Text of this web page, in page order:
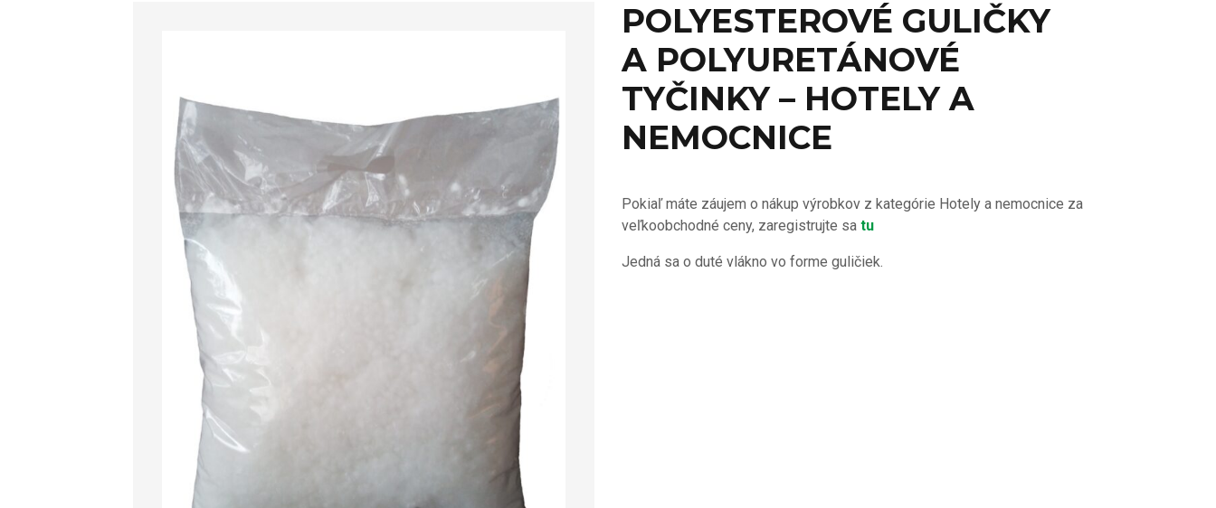
POLYESTEROVÉ GULIČKY
A POLYURETÁNOVÉ
TYČINKY – HOTELY A
NEMOCNICE
Pokiaľ máte záujem o nákup výrobkov z kategórie Hotely a nemocnice za
veľkoobchodné ceny, zaregistrujte sa tu
Jedná sa o duté vlákno vo forme guličiek.